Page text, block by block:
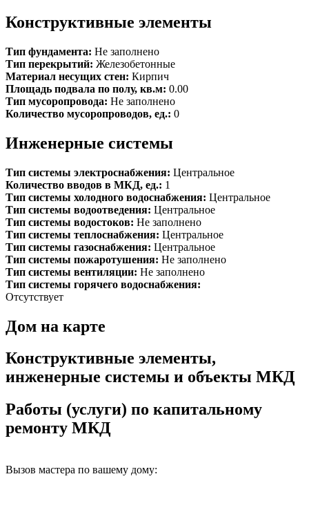
Конструктивные элементы
Тип фундамента: Не заполнено
Тип перекрытий: Железобетонные
Материал несущих стен: Кирпич
Площадь подвала по полу, кв.м: 0.00
Тип мусоропровода: Не заполнено
Количество мусоропроводов, ед.: 0
Инженерные системы
Тип системы электроснабжения: Центральное
Количество вводов в МКД, ед.: 1
Тип системы холодного водоснабжения: Центральное
Тип системы водоотведения: Центральное
Тип системы водостоков: Не заполнено
Тип системы теплоснабжения: Центральное
Тип системы газоснабжения: Центральное
Тип системы пожаротушения: Не заполнено
Тип системы вентиляции: Не заполнено
Тип системы горячего водоснабжения:
Отсутствует
Дом на карте
Конструктивные элементы,
инженерные системы и объекты МКД
Работы (услуги) по капитальному
ремонту МКД
Вызов мастера по вашему дому: